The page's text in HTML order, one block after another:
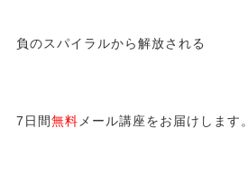
負のスパイラルから解放される
7日間無料 メール講座をお届けします。